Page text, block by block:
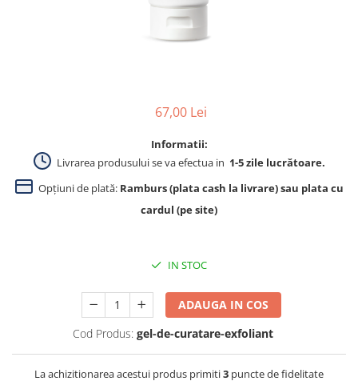
67,00 Lei
Informatii:
Livrarea produsului se va efectua in 1-5 zile lucrătoare.
Opțiuni de plată: Ramburs (plata cash la livrare) sau plata cu
cardul (pe site)
IN STOC
ADAUGA IN COS
Cod Produs: gel-de-curatare-exfoliant
La achizitionarea acestui produs primiti3 puncte de fidelitate